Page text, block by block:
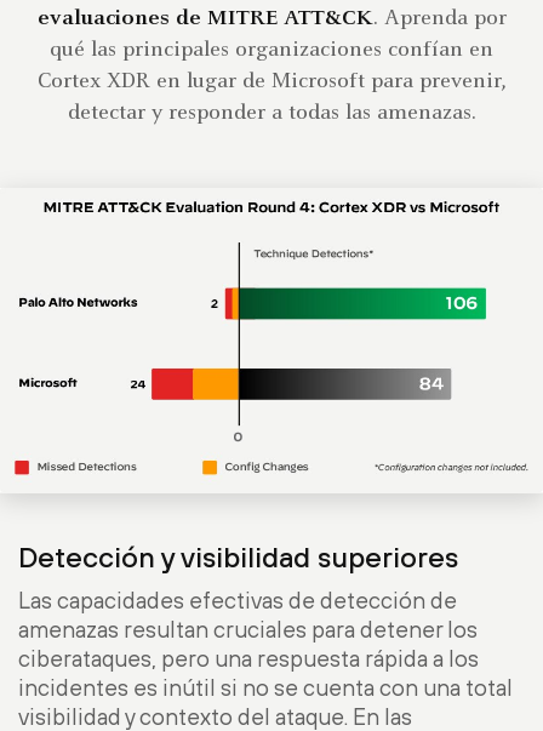
evaluaciones de MITRE ATT&CK. Aprenda por
qué las principales organizaciones confían en
Cortex XDR en lugar de Microsoft para prevenir,
detectar y responder a todas las amenazas.
Detección y visibilidad superiores
Las capacidades efectivas de detección de
amenazas resultan cruciales para detener los
ciberataques, pero una respuesta rápida a los
incidentes es inútil si no se cuenta con una total
visibilidad y contexto del ataque. En las